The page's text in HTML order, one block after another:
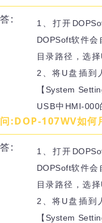
答:
1、打开
DOPSoft软件会
目录路径，选
2、将U盘插到
【System
USB中 HMI-000
问:DOP-107WV如何
答:
1、打开
DOPSoft软件会
目录路径，选
2、将U盘插到
【System